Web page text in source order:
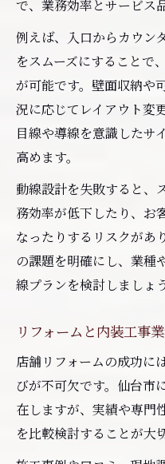
工夫
宮城で小規模店舗
リフォームで
る方法
小さい店舗のリ
夫
店舗リフォー
おしゃれな店舗
で、業務効率とサービス
例えば、入口からカウン
をスムーズにすることで
が可能です。壁面収納や
況に応じてレイアウト変
目線や導線を意識したサ
高めます。
動線設計を失敗すると、
務効率が低下したり、お
なったりするリスクがあ
の課題を明確にし、業種
線プランを検討しましょう
リフォームと内装工事
店舗リフォームの成功に
びが不可欠です。仙台市
在しますが、実績や専門
を比較検討することが大